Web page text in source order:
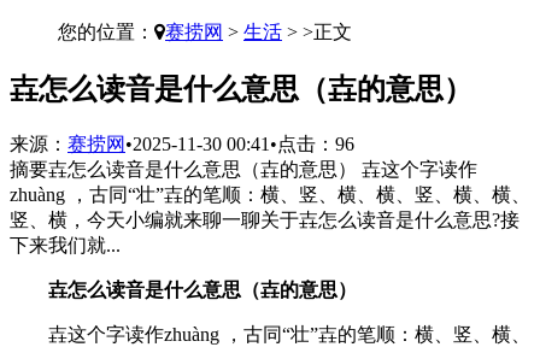
您的位置： 赛捞网 > 生活 > >正文
​壵怎么读音是什么意思（壵的意思）
来源： 赛捞网 •2025-11-30 00:41 •点击： 96
摘要壵怎么读音是什么意思（壵的意思） 壵这个字读作
zhuàng ，古同“壮”壵的笔顺：横、竖、横、横、竖、横、横、
竖、横，今天小编就来聊一聊关于壵怎么读音是什么意思?接
下来我们就...
壵怎么读音是什么意思（壵的意思）
壵这个字读作zhuàng ，古同“壮”壵的笔顺：横、竖、横、